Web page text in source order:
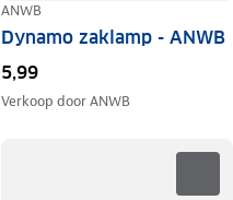
ANWB
Dynamo zaklamp - ANWB
5,99
Verkoop doorANWB